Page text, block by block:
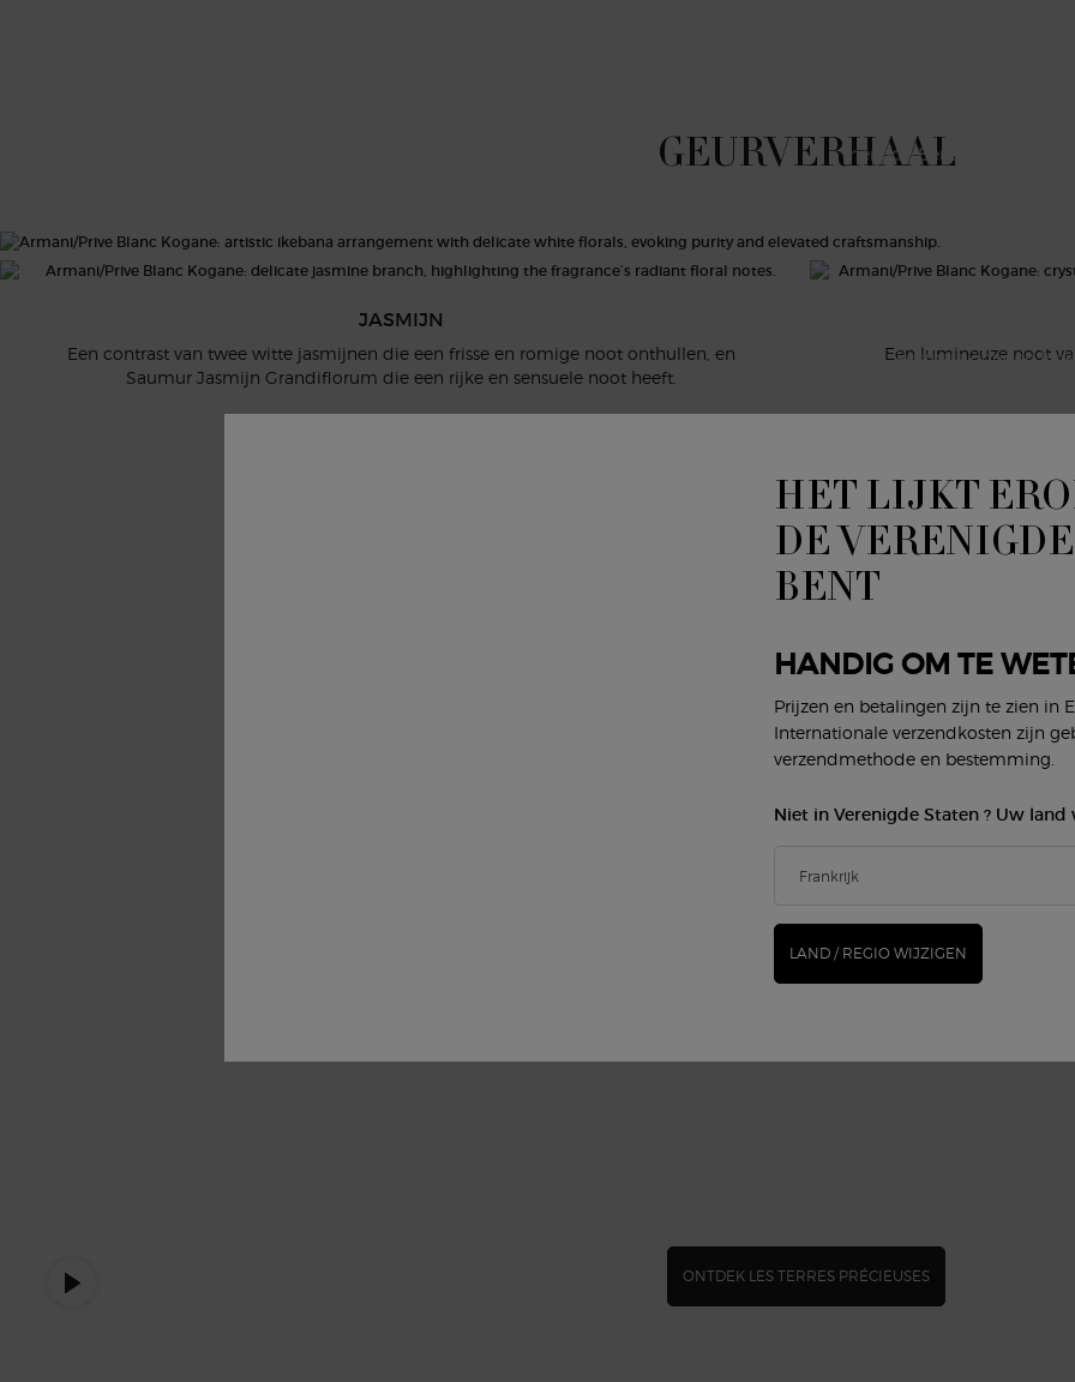
GEURVERHAAL
mengde Benoit Lapouza
als een echo van de
kostbare gouden
JASMIJN
Een contrast van twee witte jasmijnen die een frisse en romige noot onthullen, en
Saumur Jasmijn Grandiflorum die een rijke en sensuele noot heeft.
Een lumineuze noot
ONTDEK LES TERRES PRÉCIEUSES
HET LIJKT
DE
BENT
HANDIG OM TE
Prijzen en betalingen zijn te zien in
Internationale verzendkosten zijn
verzendmethode en bestemming.
Niet in Verenigde Staten ? Uw land
LAND / REGIO WIJZIGEN